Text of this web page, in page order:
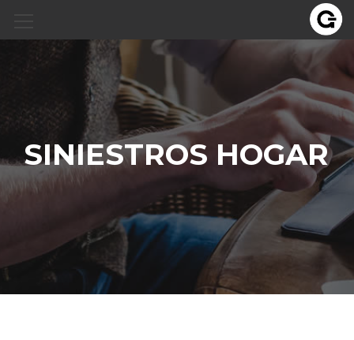
SINIESTROS HOGAR